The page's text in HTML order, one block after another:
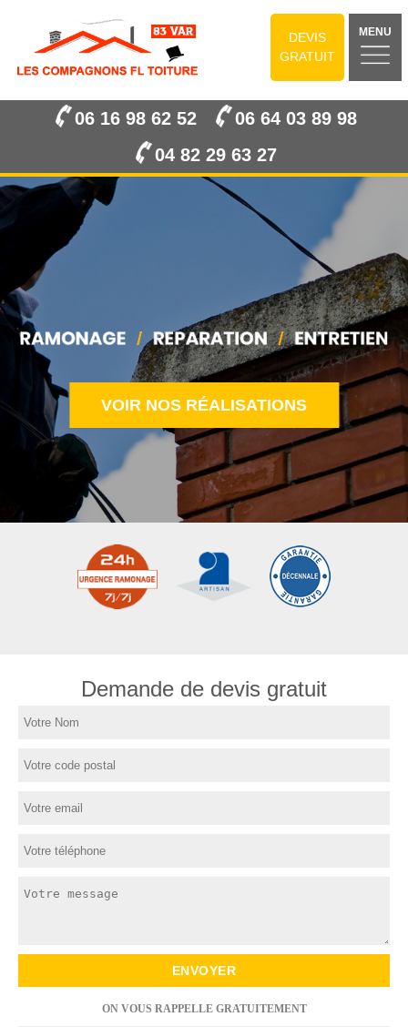
DEVIS
GRATUIT
MENU
06 16 98 62 52
06 64 03 89 98
04 82 29 63 27
VOIR NOS RÉALISATIONS
Demande de devis gratuit
ON VOUS RAPPELLE GRATUITEMENT